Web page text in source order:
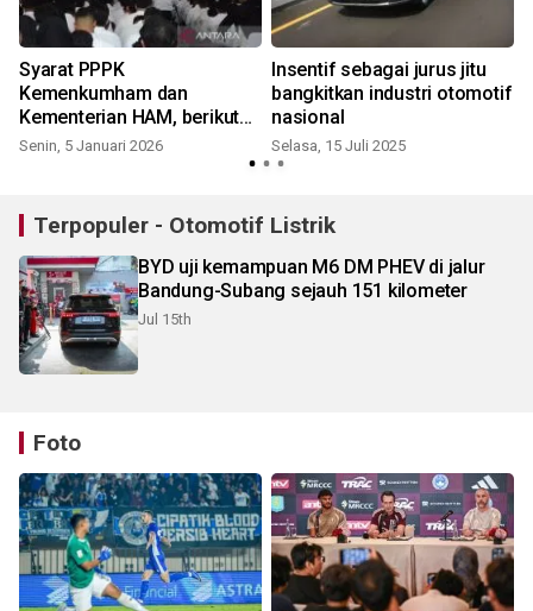
Syarat PPPK
Kemenkumham dan
Kementerian HAM, berikut
ini!
Senin, 5 Januari 2026
Insentif sebagai jurus jitu
bangkitkan industri otomotif
nasional
Selasa, 15 Juli 2025
Terpopuler - Otomotif Listrik
BYD uji kemampuan M6 DM PHEV di jalur
Bandung-Subang sejauh 151 kilometer
Jul 15th
Foto